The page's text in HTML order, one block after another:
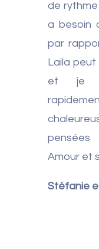
de
a besoin
par
Laila
et je
pensées
Amour et
Stéfanie